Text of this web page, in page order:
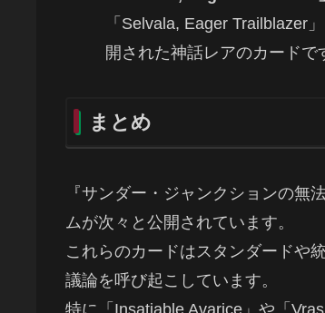
「Selvala, Eager Trailblazer
開された神話レアのカードで
まとめ
『サンダー・ジャンクションの
ムが次々と公開されています。
これらのカードはスタンダードや
議論を呼び起こしています。